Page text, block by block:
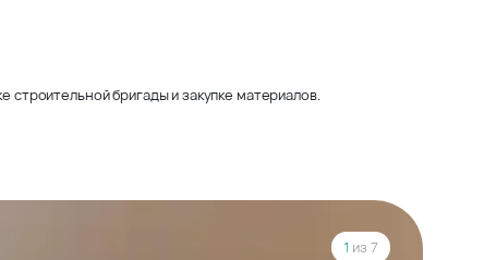
строительной бригады и закупке материалов.
1 из 7